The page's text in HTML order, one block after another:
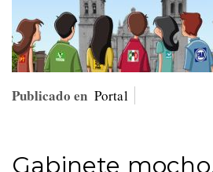
Publicado en Portal
Gabinete